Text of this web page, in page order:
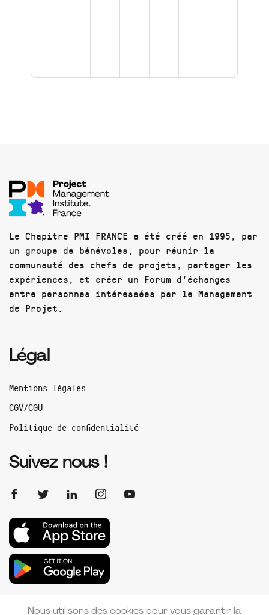
Le Chapitre PMI FRANCE a été créé en 1995, par
un groupe de bénévoles, pour réunir la
communauté des chefs de projets, partager les
expériences, et créer un Forum d'échanges
entre personnes intéressées par le Management
de Projet.
Légal
Mentions légales
CGV/CGU
Politique de confidentialité
Suivez nous !
Nous utilisons des cookies pour vous garantir la